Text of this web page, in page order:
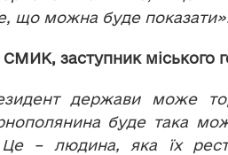
що можна буде
заступник міського
держави може
буде така
Це – людина, яка їх